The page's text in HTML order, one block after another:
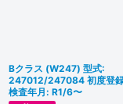
Bクラス (W247) 型式:
247012/247084 初度登
検査年月: R1/6〜